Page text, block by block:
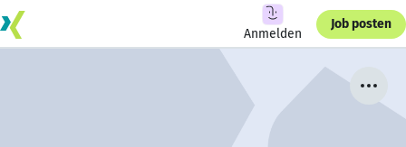
Anmelden
Job posten